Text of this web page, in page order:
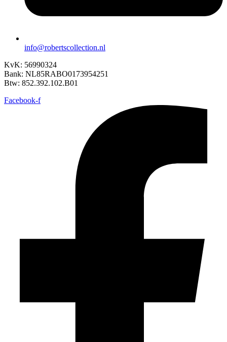
info@robertscollection.nl
KvK: 56990324
Bank: NL85RABO0173954251
Btw: 852.392.102.B01
Facebook-f